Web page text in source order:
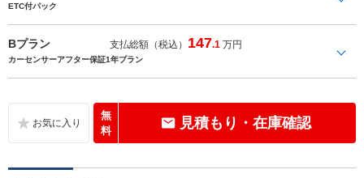
ETC付パック
Bプラン 支払総額（税込） 147.1 万円
カーセンサーアフター保証1年プラン
無
料
見積もり・在庫確認